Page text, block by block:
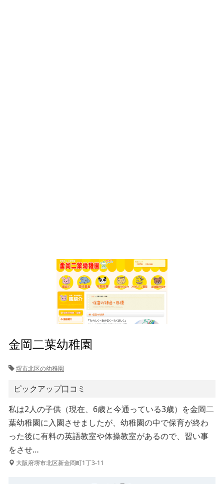
金岡二葉幼稚園
堺市北区の幼稚園
ピックアップ口コミ
私は2人の子供（現在、6歳と今通っている3歳）を金岡二
葉幼稚園に入園させましたが、幼稚園の中で保育が終わ
った後に有料の英語教室や体操教室があるので、習い事
をさせ…
大阪府堺市北区新金岡町1丁3-11